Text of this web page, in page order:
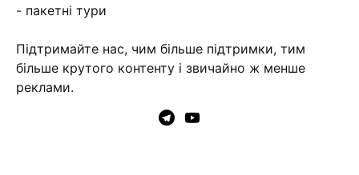
- пакетні тури
Підтримайте нас, чим більше підтримки, тим
більше крутого контенту і звичайно ж менше
реклами.